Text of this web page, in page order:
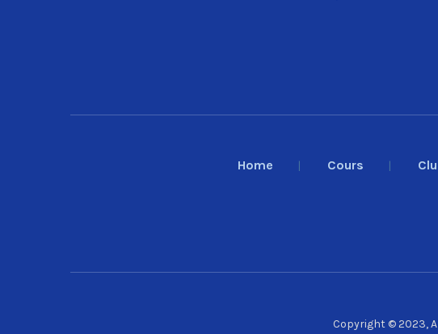
Home Cours
Copyright © 2023,